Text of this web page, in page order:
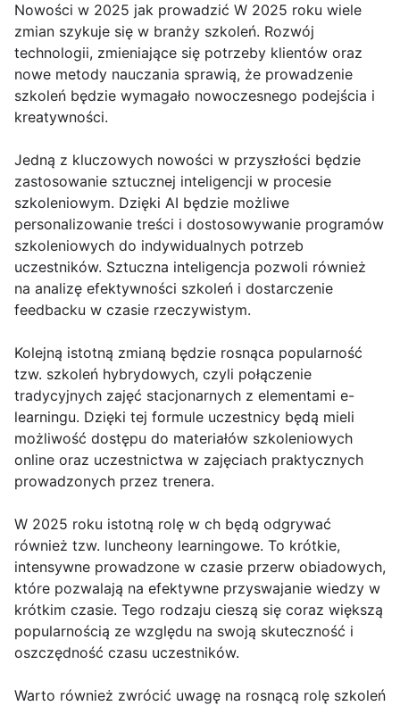
Nowości w 2025 jak prowadzić W 2025 roku wiele
zmian szykuje się w branży szkoleń. Rozwój
technologii, zmieniające się potrzeby klientów oraz
nowe metody nauczania sprawią, że prowadzenie
szkoleń będzie wymagało nowoczesnego podejścia i
kreatywności.
Jedną z kluczowych nowości w przyszłości będzie
zastosowanie sztucznej inteligencji w procesie
szkoleniowym. Dzięki AI będzie możliwe
personalizowanie treści i dostosowywanie programów
szkoleniowych do indywidualnych potrzeb
uczestników. Sztuczna inteligencja pozwoli również
na analizę efektywności szkoleń i dostarczenie
feedbacku w czasie rzeczywistym.
Kolejną istotną zmianą będzie rosnąca popularność
tzw. szkoleń hybrydowych, czyli połączenie
tradycyjnych zajęć stacjonarnych z elementami e-
learningu. Dzięki tej formule uczestnicy będą mieli
możliwość dostępu do materiałów szkoleniowych
online oraz uczestnictwa w zajęciach praktycznych
prowadzonych przez trenera.
W 2025 roku istotną rolę w ch będą odgrywać
również tzw. luncheony learningowe. To krótkie,
intensywne prowadzone w czasie przerw obiadowych,
które pozwalają na efektywne przyswajanie wiedzy w
krótkim czasie. Tego rodzaju cieszą się coraz większą
popularnością ze względu na swoją skuteczność i
oszczędność czasu uczestników.
Warto również zwrócić uwagę na rosnącą rolę szkoleń